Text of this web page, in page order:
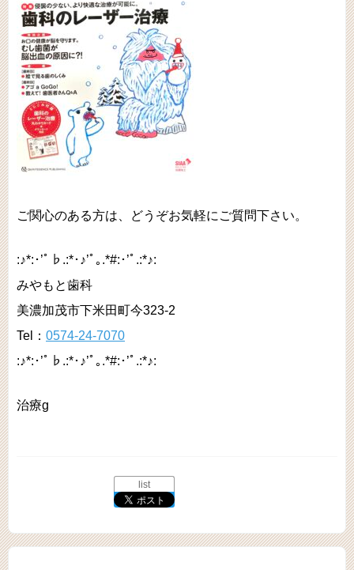
ご関心のある方は、どうぞお気軽にご質問下さい。
:♪*:･’ﾟ♭.:*･♪’ﾟ｡.*#:･’ﾟ.:*♪:
みやもと歯科
美濃加茂市下米田町今323-2
Tel： 0574-24-7070
:♪*:･’ﾟ♭.:*･♪’ﾟ｡.*#:･’ﾟ.:*♪:
治療g
list